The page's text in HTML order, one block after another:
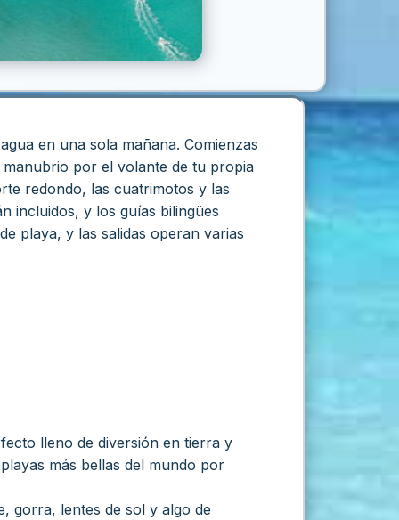
en una sola mañana. Comienzas
por el volante de tu propia
redondo, las cuatrimotos y las
incluidos, y los guías bilingües
playa, y las salidas operan varias
lleno de diversión en tierra y
más bellas del mundo por
gorra, lentes de sol y algo de